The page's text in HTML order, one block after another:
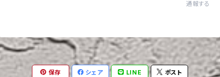
通報する
保存 シェア LINE ポスト